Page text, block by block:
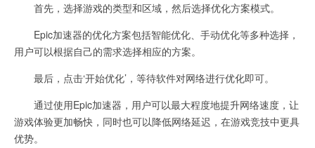
首先，选择游戏的类型和区域，然后选择优化方案模式。
Epic加速器的优化方案包括智能优化、手动优化等多种选择，
用户可以根据自己的需求选择相应的方案。
最后，点击‘开始优化’，等待软件对网络进行优化即可。
通过使用Epic加速器，用户可以最大程度地提升网络速度，让
游戏体验更加畅快，同时也可以降低网络延迟，在游戏竞技中更具
优势。